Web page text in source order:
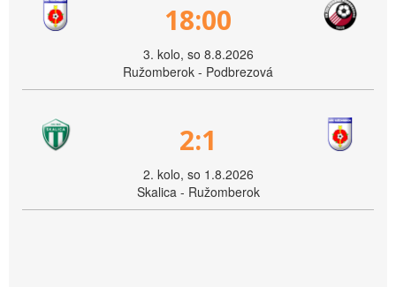
18:00
3. kolo, so 8.8.2026
Ružomberok - Podbrezová
2:1
2. kolo, so 1.8.2026
Skalica - Ružomberok